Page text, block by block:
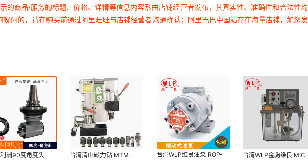
商品/服务的标题、价格、详情等信息内容系由店铺经营者发布，其真实性、准确性和合法性
问的，请在购买前通过阿里旺旺与店铺经营者沟通确认；阿里巴巴中国站存在海量店铺，如您
洲90度角度头
台湾清山磁力钻 MTM-
台湾WLP维良油泵 ROP-
台湾WLP金驹维良 MIC-